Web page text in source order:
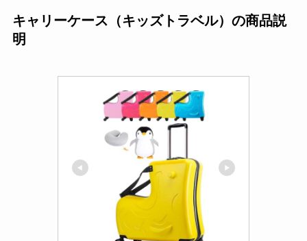
キャリーケース（キッズトラベル）の商品説
明